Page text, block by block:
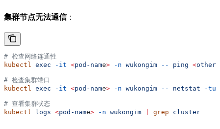
集群节点无法通信：
# 检查网络连通性
kubectl exec -it <pod-name> -n wukongim -- ping <
# 检查集群端口
kubectl exec -it <pod-name> -n wukongim -- netstat -
# 查看集群状态
kubectl logs <pod-name> -n wukongim grep cluster